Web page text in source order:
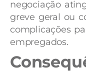
negociação
greve geral ou
complicações
empregados.